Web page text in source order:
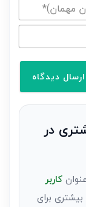
در
کاربر
برای